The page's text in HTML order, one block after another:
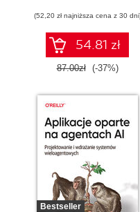
potencjał inżynierii
promptów z
technologiami
OpenAI dla
zwiększenia
kreatywności.
Wydanie II
(52,20 zł najniższa cena z 30
54.81 zł
87.00zł (-37%)
Bestseller